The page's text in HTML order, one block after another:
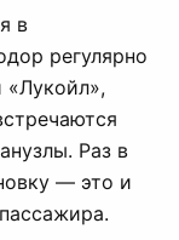
в
регулярно
«Лукойл»,
Раз в
— это и